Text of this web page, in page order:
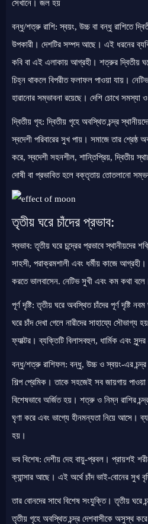
সেখানে। জল হয়
বন্ধু/শত্রু রাশি: স্বয়ং, উচ্চ বা বন্ধু রাশিতে
উপকারী। দেশটির সম্পদ আছে। এই ধরনের
কবি বা এই এলাকায় আগ্রহী। শত্রুর দ্বিতীয়
চিহ্ন থাকলে বিপরীত ফলাফল পাওয়া যায়।
হারানোর সম্ভাবনা রয়েছে। দেশি চোখে সমস্যা
দ্বিতীয় গৃহ: দ্বিতীয় গৃহে অবস্থিত চন্দ্র
স্বদেশী পরিবারের সুখ পায়। সমাজে তার শ্রেষ্ঠ
করে, স্বদেশী সহনশীল, শান্তিপ্রিয়, দ্বিতীয়
দোষী বা প্রভাবিত হলে বক্তৃতায় তোতলানো
তৃতীয় ঘরে চাঁদের প্রভাব:
স্বভাব: তৃতীয় ঘরে চন্দ্রের প্রভাবে স্থানীয়দের
সাহসী, পরাক্রমশালী এবং ধর্মীয় কাজে
করতে ভালবাসেন. নেটিভ সুখী এবং কম কথা
পূর্ণ দৃষ্টি: তৃতীয় ঘরে অবস্থিত চাঁদের পূর্ণ দৃষ্টি
ঘরে চাঁদ দেখা গেলে নারীদের সাহায্যে সৌভাগ্য
ফ্যাক্টর। ব্যক্তিটি বিলাসবহুল, ধার্মিক এবং
বন্ধু/শত্রু রাশিফল: বন্ধু, উচ্চ ও স্বয়ং-এর
শিল্প প্রেমিক। তাকে সহজেই সব জায়গায়
বিশেষভাবে অর্জিত হয়। শত্রু ও নিম্ন রাশির
ঘৃণা করে এবং ভাগ্যে হীনমন্যতা নিয়ে আসে।
হয়।
ভব বিশেষ: দেশীয় দেহ বায়ু-প্রবল। প্রায়শই
ক্যান্সার আছে। এই অর্থে চাঁদ ভাই-বোনের সুখ
তার বোনদের সাথে বিশেষ সংযুক্তি। তৃতীয় ঘরে
তৃতীয় গৃহে অবস্থিত চন্দ্র দেশবাসীকে অসুস্থ